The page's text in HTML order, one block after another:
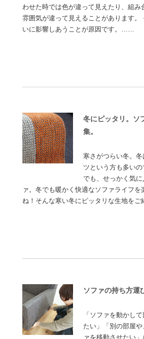
わせた時では色が違って見えたり、組み
雰囲気が違って見えることがあります。
いに影響しあうことが原因です。……
冬にピッタリ。ソ
集。
寒さがつらい冬。
ツという方も多いの
でも、せっかく気
ァ。冬でも暖かく快適なソファライフを
ね！そんな寒い冬にピッタリな生地を
ソファの持ち方運
「ソファを動かし
たい」「別の部屋
ァを移動させたい